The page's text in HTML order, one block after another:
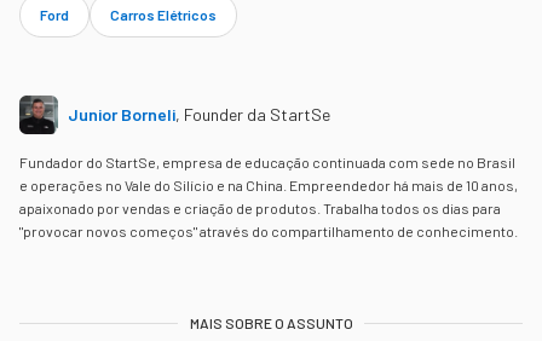
Ford Carros Elétricos
Junior Borneli, Founder da StartSe
Fundador do StartSe, empresa de educação continuada com sede no Brasil
e operações no Vale do Silício e na China. Empreendedor há mais de 10 anos,
apaixonado por vendas e criação de produtos. Trabalha todos os dias para
"provocar novos começos" através do compartilhamento de conhecimento.
MAIS SOBRE O ASSUNTO